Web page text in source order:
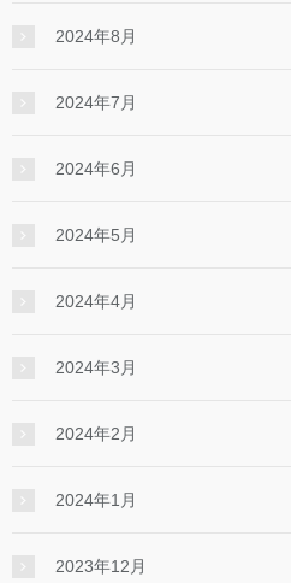
2024年8月
2024年7月
2024年6月
2024年5月
2024年4月
2024年3月
2024年2月
2024年1月
2023年12月